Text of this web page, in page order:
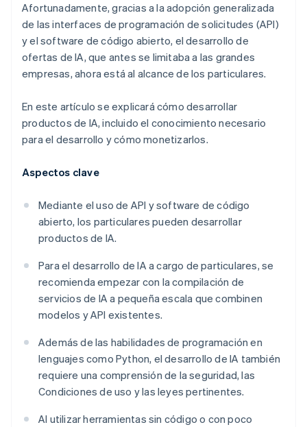
Afortunadamente, gracias a la adopción generalizada
de las interfaces de programación de solicitudes (API)
y el software de código abierto, el desarrollo de
ofertas de IA, que antes se limitaba a las grandes
empresas, ahora está al alcance de los particulares.
En este artículo se explicará cómo desarrollar
productos de IA, incluido el conocimiento necesario
para el desarrollo y cómo monetizarlos.
Aspectos clave
Mediante el uso de API y software de código
abierto, los particulares pueden desarrollar
productos de IA.
Para el desarrollo de IA a cargo de particulares, se
recomienda empezar con la compilación de
servicios de IA a pequeña escala que combinen
modelos y API existentes.
Además de las habilidades de programación en
lenguajes como Python, el desarrollo de IA también
requiere una comprensión de la seguridad, las
Condiciones de uso y las leyes pertinentes.
Al utilizar herramientas sin código o con poco